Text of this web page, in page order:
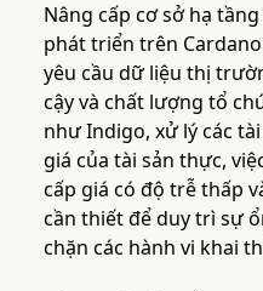
Nâng cấp cơ sở hạ
phát triển trên
yêu cầu dữ liệu thị
cậy và chất lượng tổ
như Indigo, xử lý các
giá của tài sản thực,
cấp giá có độ trễ thấp
cần thiết để duy trì sự
chặn các hành vi khai